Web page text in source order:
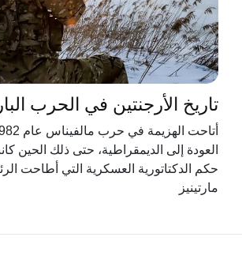
تاريخ الأرجنتين في الحرب
العودة إلى الديمقراطية، حتى ذلك الحين
حكم الدكتاتورية العسكرية التي أطاحت
مارتينيز